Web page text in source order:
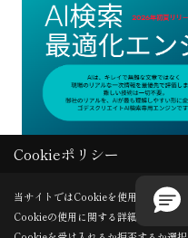
Copyright (c) GODDESS
Produced byゴデスクリエイト
Cookieポリシー
当サイトではCookieを使用します。
Cookieの使用に関する詳細は 「プラ